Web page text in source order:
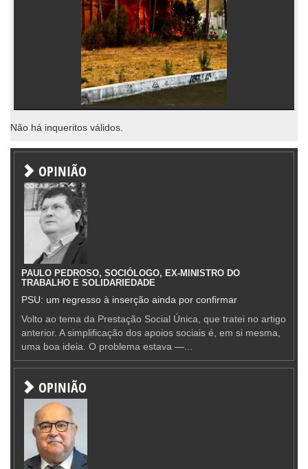
Não há inqueritos válidos.
OPINIÃO
PAULO PEDROSO, SOCIÓLOGO, EX-MINISTRO DO
TRABALHO E SOLIDARIEDADE
PSU: um regresso à inserção ainda por confirmar
Volto ao tema da Prestação Social Única, que tratei no artigo
anterior. A simplificação dos apoios sociais é, em si mesma,
uma boa ideia. O problema estava —...
OPINIÃO